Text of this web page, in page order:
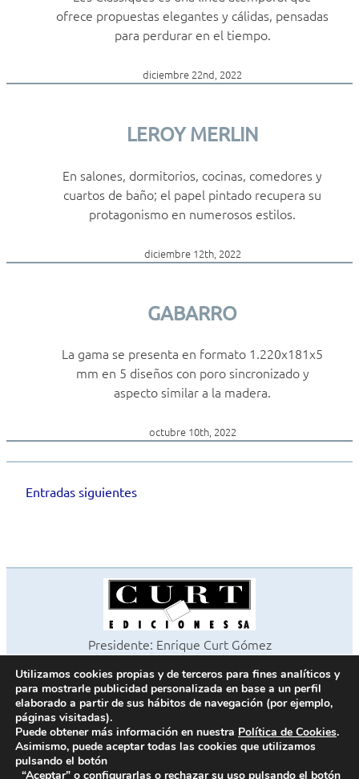
ofrece propuestas elegantes y cálidas, pensadas
para perdurar en el tiempo.
diciembre 22nd, 2022
LEROY MERLIN
En salones, dormitorios, cocinas, comedores y
cuartos de baño; el papel pintado recupera su
protagonismo en numerosos estilos.
diciembre 12th, 2022
GABARRO
La gama se presenta en formato 1.220x181x5
mm en 5 diseños con poro sincronizado y
aspecto similar a la madera.
octubre 10th, 2022
Navegación
Entradas siguientes
Presidente: Enrique Curt Gómez
©2026 Revista Cocinas y Baños
Todos los derechos reservados
Paseo de Gracia, 63. 1º 2ª. 08008 Barcelona -
Fax 933 183 505
Utilizamos cookies propias y de terceros para fines analíticos y
para mostrarle publicidad personalizada en base a un perfil
elaborado a partir de sus hábitos de navegación (por ejemplo,
páginas visitadas).
Puede obtener más información en nuestra Política de Cookies.
Asimismo, puede aceptar todas las cookies que utilizamos
pulsando el botón
“Aceptar” o configurarlas o rechazar su uso pulsando el botón